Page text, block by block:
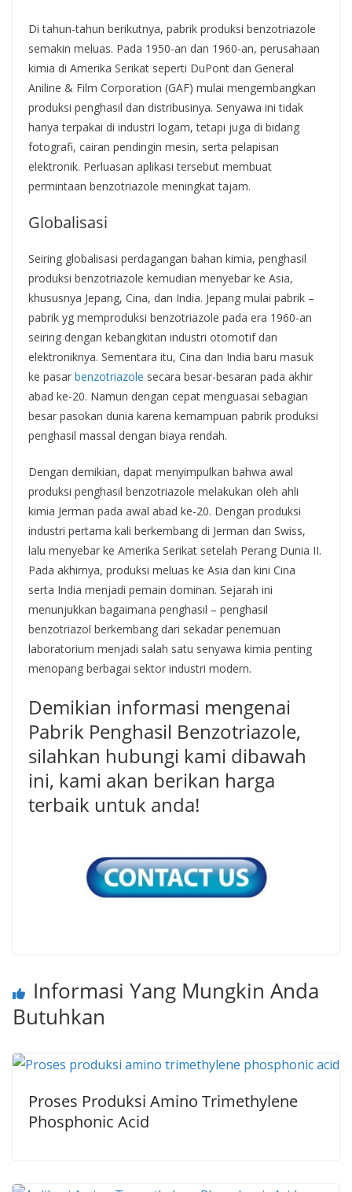
Di tahun-tahun berikutnya, pabrik produksi benzotriazole
semakin meluas. Pada 1950-an dan 1960-an, perusahaan
kimia di Amerika Serikat seperti DuPont dan General
Aniline & Film Corporation (GAF) mulai mengembangkan
produksi penghasil dan distribusinya. Senyawa ini tidak
hanya terpakai di industri logam, tetapi juga di bidang
fotografi, cairan pendingin mesin, serta pelapisan
elektronik. Perluasan aplikasi tersebut membuat
permintaan benzotriazole meningkat tajam.
Globalisasi
Seiring globalisasi perdagangan bahan kimia, penghasil
produksi benzotriazole kemudian menyebar ke Asia,
khususnya Jepang, Cina, dan India. Jepang mulai pabrik –
pabrik yg memproduksi benzotriazole pada era 1960-an
seiring dengan kebangkitan industri otomotif dan
elektroniknya. Sementara itu, Cina dan India baru masuk
ke pasar benzotriazole secara besar-besaran pada akhir
abad ke-20. Namun dengan cepat menguasai sebagian
besar pasokan dunia karena kemampuan pabrik produksi
penghasil massal dengan biaya rendah.
Dengan demikian, dapat menyimpulkan bahwa awal
produksi penghasil benzotriazole melakukan oleh ahli
kimia Jerman pada awal abad ke-20. Dengan produksi
industri pertama kali berkembang di Jerman dan Swiss,
lalu menyebar ke Amerika Serikat setelah Perang Dunia II.
Pada akhirnya, produksi meluas ke Asia dan kini Cina
serta India menjadi pemain dominan. Sejarah ini
menunjukkan bagaimana penghasil – penghasil
benzotriazol berkembang dari sekadar penemuan
laboratorium menjadi salah satu senyawa kimia penting
menopang berbagai sektor industri modern.
Demikian informasi mengenai
Pabrik Penghasil Benzotriazole,
silahkan hubungi kami dibawah
ini, kami akan berikan harga
terbaik untuk anda!
Informasi Yang Mungkin Anda
Butuhkan
Proses Produksi Amino Trimethylene
Phosphonic Acid